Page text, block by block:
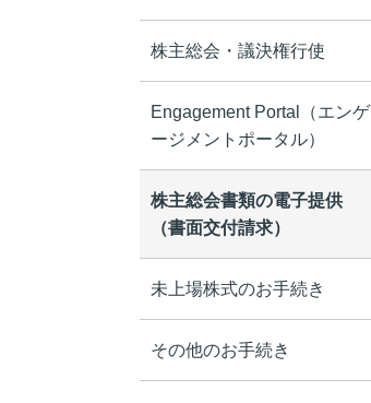
株主総会・議決権行使
Engagement Portal（エンゲ
ージメントポータル）
株主総会書類の電子提供
（書面交付請求）
未上場株式のお手続き
その他のお手続き